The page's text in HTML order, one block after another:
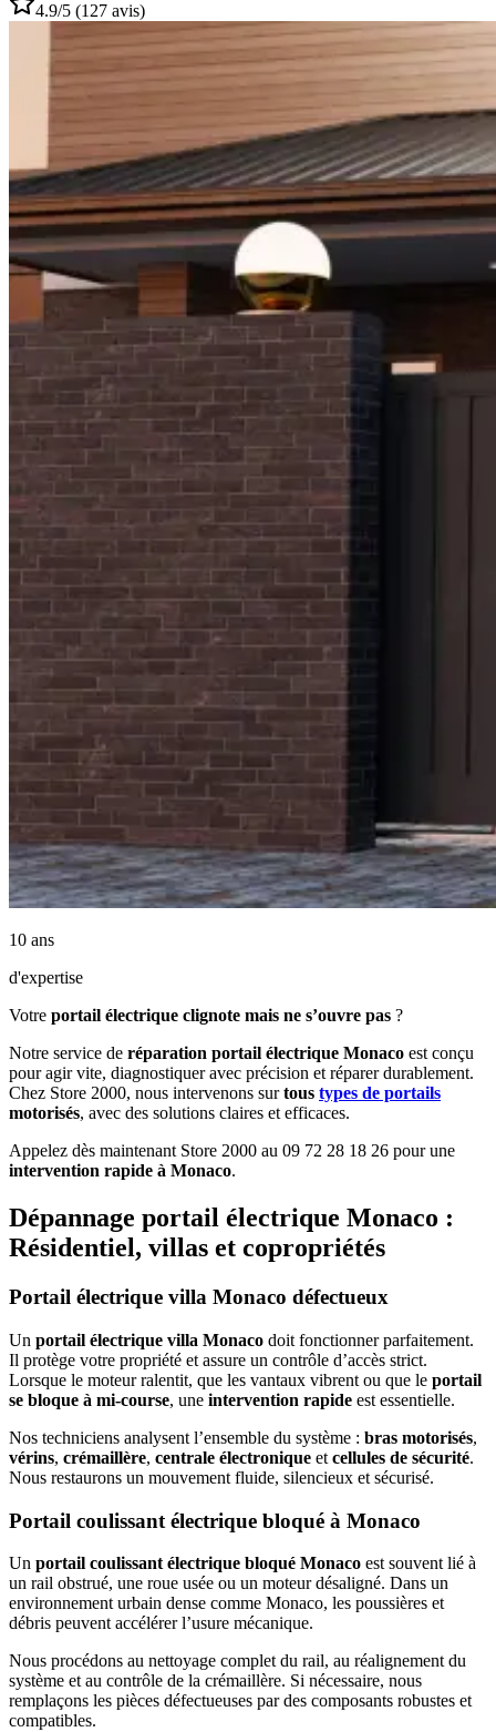
4.9/5 (127 avis)
10 ans
d'expertise
Votre portail électrique clignote mais ne s’ouvre pas ?
Notre service de réparation portail électrique Monaco est conçu
pour agir vite, diagnostiquer avec précision et réparer durablement.
Chez Store 2000, nous intervenons surtous types de portails
motorisés, avec des solutions claires et efficaces.
Appelez dès maintenant Store 2000 au 09 72 28 18 26 pour une
intervention rapide à Monaco.
Dépannage portail électrique Monaco :
Résidentiel, villas et copropriétés
Portail électrique villa Monaco défectueux
Un portail électrique villa Monaco doit fonctionner parfaitement.
Il protège votre propriété et assure un contrôle d’accès strict.
Lorsque le moteur ralentit, que les vantaux vibrent ou que le portail
se bloque à mi-course, une intervention rapide est essentielle.
Nos techniciens analysent l’ensemble du système : bras motorisés,
vérins, crémaillère, centrale électronique et cellules de sécurité.
Nous restaurons un mouvement fluide, silencieux et sécurisé.
Portail coulissant électrique bloqué à Monaco
Un portail coulissant électrique bloqué Monaco est souvent lié à
un rail obstrué, une roue usée ou un moteur désaligné. Dans un
environnement urbain dense comme Monaco, les poussières et
débris peuvent accélérer l’usure mécanique.
Nous procédons au nettoyage complet du rail, au réalignement du
système et au contrôle de la crémaillère. Si nécessaire, nous
remplaçons les pièces défectueuses par des composants robustes et
compatibles.